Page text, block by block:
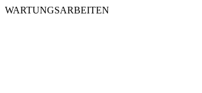
WARTUNGSARBEITEN